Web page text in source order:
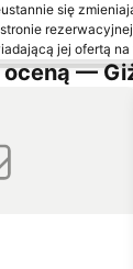
się
jej ofertą na
oceną —